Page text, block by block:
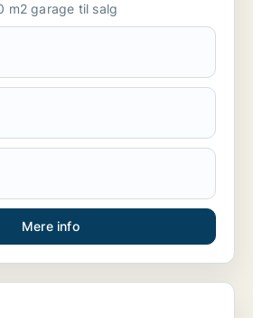
m2 garage til salg
Mere info
til salg i Storkøbenhavn